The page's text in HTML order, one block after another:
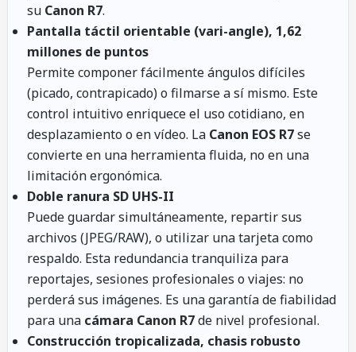
su Canon R7.
Pantalla táctil orientable (vari-angle), 1,62
millones de puntos
Permite componer fácilmente ángulos difíciles
(picado, contrapicado) o filmarse a sí mismo. Este
control intuitivo enriquece el uso cotidiano, en
desplazamiento o en vídeo. La Canon EOS R7se
convierte en una herramienta fluida, no en una
limitación ergonómica.
Doble ranura SD UHS-II
Puede guardar simultáneamente, repartir sus
archivos (JPEG/RAW), o utilizar una tarjeta como
respaldo. Esta redundancia tranquiliza para
reportajes, sesiones profesionales o viajes: no
perderá sus imágenes. Es una garantía de fiabilidad
para una cámara Canon R7de nivel profesional.
Construcción tropicalizada, chasis robusto